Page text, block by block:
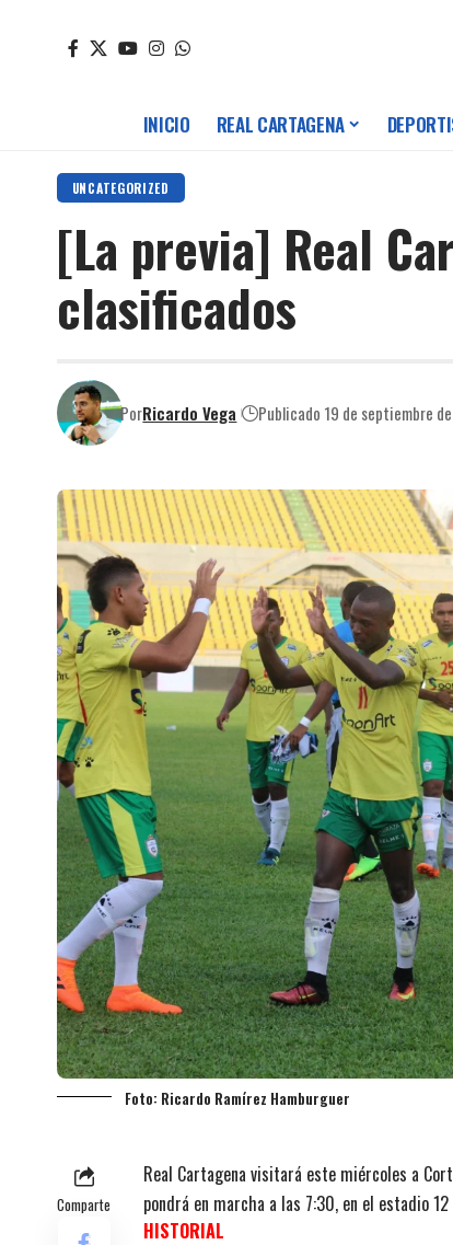
INICIO REAL CARTAGENA
UNCATEGORIZED
[La previa] Real
clasificados
PorRicardo Vega Publicado 19 de septiembre
Foto: Ricardo Ramírez Hamburguer
Comparte
Real Cartagena visitará este miércoles a
pondrá en marcha a las 7:30, en el estadio
HISTORIAL